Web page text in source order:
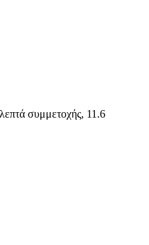
συμμετοχής, 11.6